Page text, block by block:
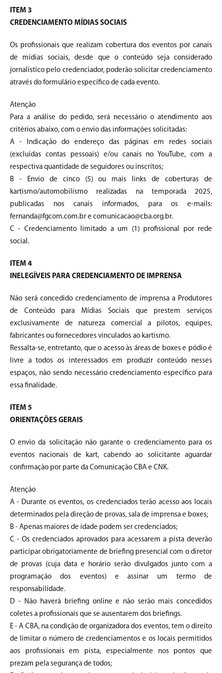
ITEM 3
CREDENCIAMENTO MÍDIAS SOCIAIS
Os profissionais que realizam cobertura dos eventos por canais
de mídias sociais, desde que o conteúdo seja considerado
jornalístico pelo credenciador, poderão solicitar credenciamento
através do formulário específico de cada evento.
Atenção
Para a análise do pedido, será necessário o atendimento aos
critérios abaixo, com o envio das informações solicitadas:
A - Indicação do endereço das páginas em redes sociais
(excluídas contas pessoais) e/ou canais no YouTube, com a
respectiva quantidade de seguidores ou inscritos;
B - Envio de cinco (5) ou mais links de coberturas de
kartismo/automobilismo realizadas na temporada 2025,
publicadas nos canais informados, para os e-mails:
fernanda@fgcom.com.br e comunicacao@cba.org.br.
C - Credenciamento limitado a um (1) profissional por rede
social.
ITEM 4
INELEGÍVEIS PARA CREDENCIAMENTO DE IMPRENSA
Não será concedido credenciamento de imprensa a Produtores
de Conteúdo para Mídias Sociais que prestem serviços
exclusivamente de natureza comercial a pilotos, equipes,
fabricantes ou fornecedores vinculados ao kartismo.
Ressalta-se, entretanto, que o acesso às áreas de boxes e pódio é
livre a todos os interessados em produzir conteúdo nesses
espaços, não sendo necessário credenciamento específico para
essa finalidade.
ITEM 5
ORIENTAÇÕES GERAIS
O envio da solicitação não garante o credenciamento para os
eventos nacionais de kart, cabendo ao solicitante aguardar
confirmação por parte da Comunicação CBA e CNK.
Atenção
A - Durante os eventos, os credenciados terão acesso aos locais
determinados pela direção de provas, sala de imprensa e boxes;
B - Apenas maiores de idade podem ser credenciados;
C - Os credenciados aprovados para acessarem a pista deverão
participar obrigatoriamente de briefing presencial com o diretor
de provas (cuja data e horário serão divulgados junto com a
programação dos eventos) e assinar um termo de
responsabilidade.
D - Não haverá briefing online e não serão mais concedidos
coletes a profissionais que se ausentarem dos briefings.
E - A CBA, na condição de organizadora dos eventos, tem o direito
de limitar o número de credenciamentos e os locais permitidos
aos profissionais em pista, especialmente nos pontos que
prezam pela segurança de todos;